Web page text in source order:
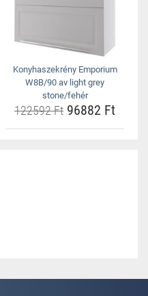
Konyhaszekrény Emporium
W8B/90 av light grey
stone/fehér
122592 Ft 96882 Ft